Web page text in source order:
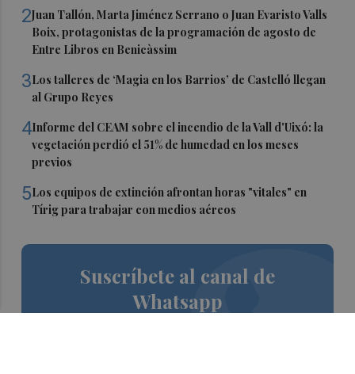
2Juan Tallón, Marta Jiménez Serrano o Juan Evaristo Valls
Boix, protagonistas de la programación de agosto de
Entre Libros en Benicàssim
3Los talleres de ‘Magia en los Barrios’ de Castelló llegan
al Grupo Reyes
4Informe del CEAM sobre el incendio de la Vall d'Uixó: la
vegetación perdió el 51% de humedad en los meses
previos
5Los equipos de extinción afrontan horas "vitales" en
Tírig para trabajar con medios aéreos
Suscríbete al canal de
Whatsapp